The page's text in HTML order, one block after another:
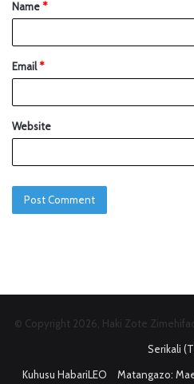
Name*
Email*
Website
© Copyright 2026, Haki Zote
Serikali
Kuhusu HabariLEO
Matangazo: